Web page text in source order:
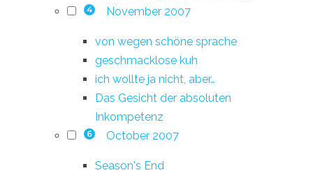
4 November 2007
von wegen schöne sprache
geschmacklose kuh
ich wollte ja nicht, aber…
Das Gesicht der absoluten
Inkompetenz
6 October 2007
Season's End